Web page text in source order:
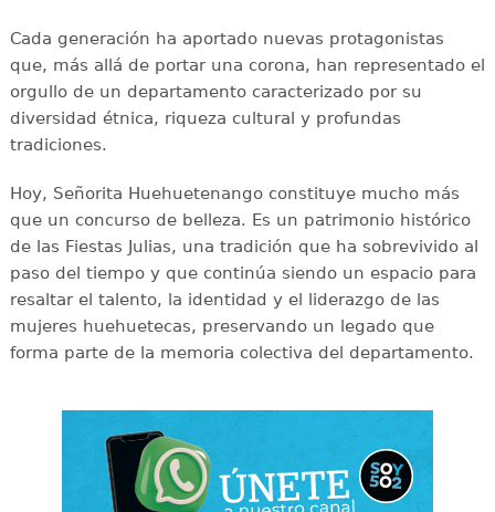
Cada generación ha aportado nuevas protagonistas
que, más allá de portar una corona, han representado el
orgullo de un departamento caracterizado por su
diversidad étnica, riqueza cultural y profundas
tradiciones.
Hoy, Señorita Huehuetenango constituye mucho más
que un concurso de belleza. Es un patrimonio histórico
de las Fiestas Julias, una tradición que ha sobrevivido al
paso del tiempo y que continúa siendo un espacio para
resaltar el talento, la identidad y el liderazgo de las
mujeres huehuetecas, preservando un legado que
forma parte de la memoria colectiva del departamento.